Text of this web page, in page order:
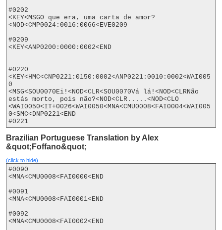
#0202
<KEY<MSGO que era, uma carta de amor?
<NOD<CMP0024:0016:0066<EVE0209
#0209
<KEY<ANP0200:0000:0002<END
#0220
<KEY<HMC<CNP0221:0150:0002<ANP0221:0010:0002<WAI005
0
<MSG<SOU0070Ei!<NOD<CLR<SOU0070Vá lá!<NOD<CLRNão
estás morto, pois não?<NOD<CLR.....<NOD<CLO
<WAI0050<IT+0026<WAI0050<MNA<CMU0008<FAI0004<WAI005
0<SMC<DNP0221<END
Brazilian Portuguese Translation by Alex
&quot;Foffano&quot;
(click to hide)
#0090
<MNA<CMU0008<FAI0000<END
#0091
<MNA<CMU0008<FAI0001<END
#0092
<MNA<CMU0008<FAI0002<END